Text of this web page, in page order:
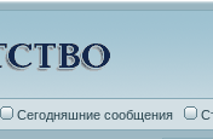
Сегодняшние сообщения